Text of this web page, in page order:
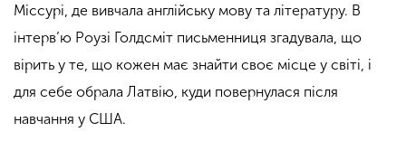
Міссурі, де вивчала англійську мову та літературу. В
інтерв’ю Роузі Голдсміт письменниця згадувала, що
вірить у те, що кожен має знайти своє місце у світі, і
для себе обрала Латвію, куди повернулася після
навчання у США.